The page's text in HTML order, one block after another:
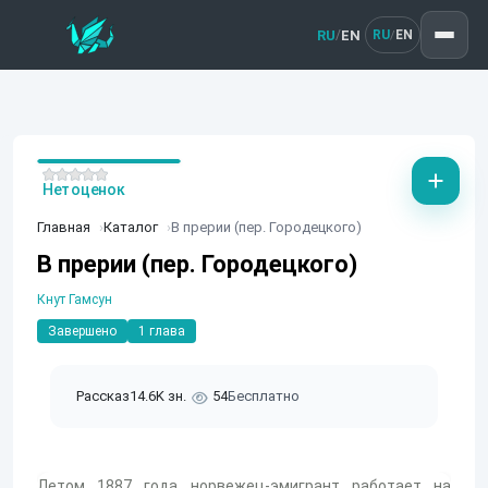
RU/EN RU/ EN
Главная Каталог В прерии (пер. Городецкого)
В прерии (пер. Городецкого)
Кнут Гамсун
Завершено 1 глава
Рассказ14.6K зн. 54Бесплатно
Нет оценок